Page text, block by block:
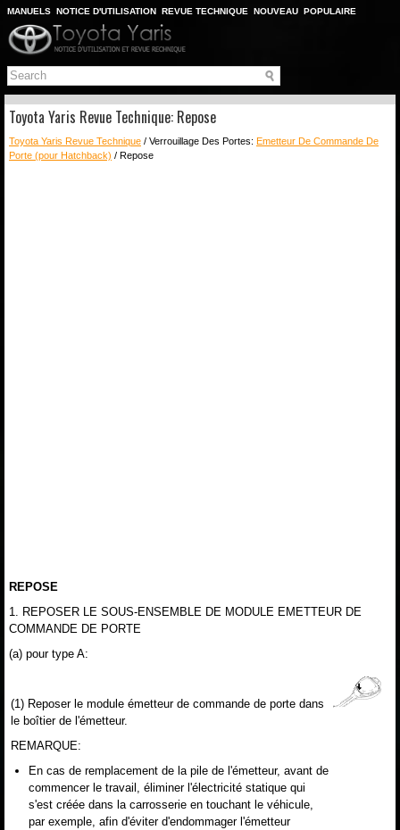
MANUELS NOTICE D'UTILISATION REVUE TECHNIQUE NOUVEAU POPULAIRE
PLAN DU SITE
CHERCHER
Toyota Yaris Revue Technique: Repose
Toyota Yaris Revue Technique / Verrouillage Des Portes: Emetteur De Commande De
Porte (pour Hatchback) / Repose
REPOSE
1. REPOSER LE SOUS-ENSEMBLE DE MODULE EMETTEUR DE
COMMANDE DE PORTE
(a) pour type A:
(1) Reposer le module émetteur de commande de porte dans
le boîtier de l'émetteur.
REMARQUE:
En cas de remplacement de la pile de l'émetteur, avant de
commencer le travail, éliminer l'électricité statique qui
s'est créée dans la carrosserie en touchant le véhicule,
par exemple, afin d'éviter d'endommager l'émetteur